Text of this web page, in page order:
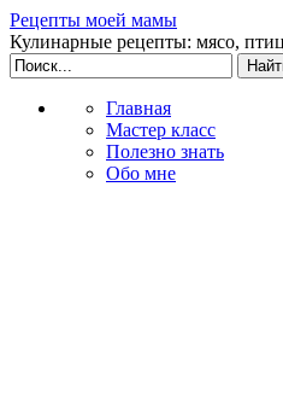
Рецепты моей мамы
Кулинарные рецепты: мясо,
Главная
Мастер класс
Полезно знать
Обо мне